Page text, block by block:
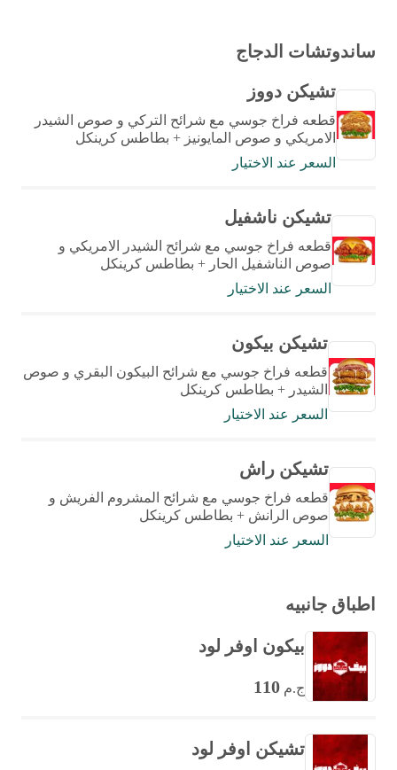
ساندوتشات الدجاج
تشيكن دووز
قطعه فراخ جوسي مع شرائح التركي و صوص الشيدر
الامريكي و صوص المايونيز + بطاطس كرينكل
السعر عند الاختيار
تشيكن ناشفيل
قطعه فراخ جوسي مع شرائح الشيدر الامريكي و
صوص الناشفيل الحار + بطاطس كرينكل
السعر عند الاختيار
تشيكن بيكون
قطعه فراخ جوسي مع شرائح البيكون البقري و صوص
الشيدر + بطاطس كرينكل
السعر عند الاختيار
تشيكن راش
قطعه فراخ جوسي مع شرائح المشروم الفريش و
صوص الرانش + بطاطس كرينكل
السعر عند الاختيار
اطباق جانبيه
بيكون اوفر لود
ج.م 110
تشيكن اوفر لود